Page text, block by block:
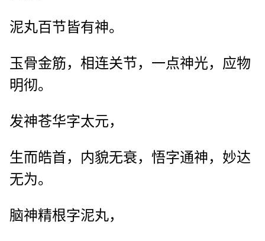
泥丸百节皆有神。
玉骨金筋，相连关节，一点神光，应物
明彻。
发神苍华字太元，
生而皓首，内貌无衰，悟字通神，妙达
无为。
脑神精根字泥丸，